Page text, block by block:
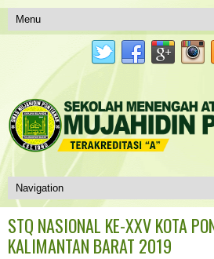
STQ NASIONAL KE-XXV KOTA
KALIMANTAN BARAT 2019